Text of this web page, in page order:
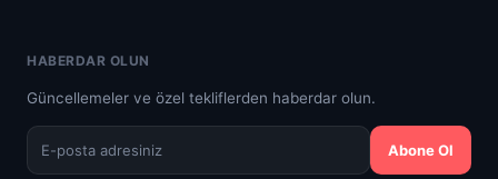
HABERDAR OLUN
Güncellemeler ve özel tekliflerden haberdar olun.
Abone Ol